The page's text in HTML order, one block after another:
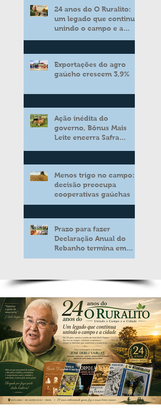
24 anos do O Ruralito:
um legado que continua
unindo o campo e a
Exportações do agro
gaúcho crescem 3,9%
Ação inédita do
governo, Bônus Mais
Leite encerra Safra
aos produtores de leite
Menos trigo no campo:
decisão preocupa
cooperativas gaúchas
Prazo para fazer
Declaração Anual do
Rebanho termina em
duas semanas